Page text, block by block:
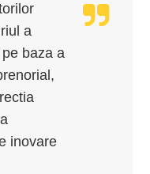
a
baza a
inovare